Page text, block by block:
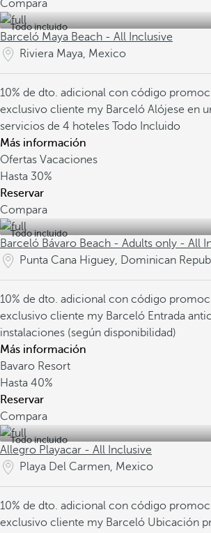
Compara
Todo incluido
Barceló Maya Beach - All Inclusive
Riviera Maya, Mexico
10% de dto. adicional con código
exclusivo cliente my Barceló Alójese en
servicios de 4 hoteles Todo Incluido
Más información
Ofertas Vacaciones
Hasta 30%
Reservar
Compara
Todo incluido
Barceló Bávaro Beach - Adults only - All
Punta Cana Higuey, Dominican
10% de dto. adicional con código
exclusivo cliente my Barceló Entrada
instalaciones (según disponibilidad)
Más información
Bavaro Resort
Hasta 40%
Reservar
Compara
Todo incluido
Allegro Playacar - All Inclusive
Playa Del Carmen, Mexico
10% de dto. adicional con código
exclusivo cliente my Barceló Ubicación